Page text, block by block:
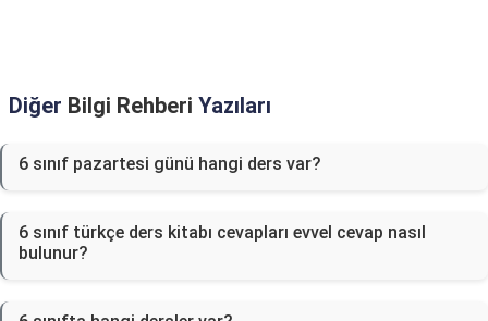
Diğer Bilgi Rehberi Yazıları
6 sınıf pazartesi günü hangi ders var?
6 sınıf türkçe ders kitabı cevapları evvel cevap nasıl
bulunur?